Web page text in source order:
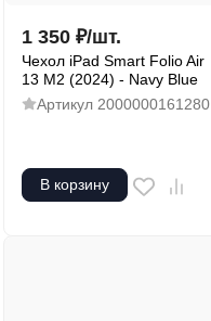
1 350 ₽/шт.
Чехол iPad Smart Folio Air
13 M2 (2024) - Navy Blue
Артикул 2000000161280
В корзину